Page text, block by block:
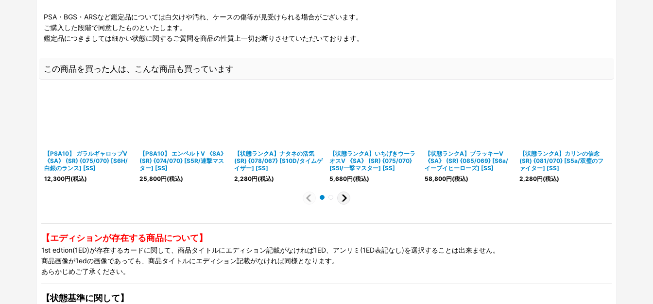
PSA・BGS・ARSなど鑑定品については白欠けや汚れ、ケースの傷等が見受けられる場合がございます。
ご購入した段階で同意したものといたします。
鑑定品につきましては細かい状態に関するご質問を商品の性質上一切お断りさせていただいております。
この商品を買った人は、こんな商品も買っています
【PSA10】 ガラルギャロップV
《SA》 (SR) {075/070} [S6H/
白銀のランス] [SS]
12,300円(税込)
【PSA10】 エンペルトV 《SA》
(SR) {074/070} [S5R/連撃マス
ター] [SS]
25,800円(税込)
【状態ランクA】ナタネの活気
(SR) {078/067} [S10D/タイムゲ
イザー] [SS]
2,280円(税込)
【状態ランクA】いちげきウーラ
オスV 《SA》 (SR) {075/070}
[S5I/一撃マスター] [SS]
5,680円(税込)
【状態ランクA】ブラッキーV
《SA》 (SR) {085/069} [S6a/
イーブイヒーローズ] [SS]
58,800円(税込)
【状態ランクA】カリンの信念
(SR) {081/070} [S5a/双璧のフ
ァイター] [SS]
2,280円(税込)
【エディションが存在する商品について】
1st edtion(1ED)が存在するカードに関して、商品タイトルにエディション記載がなければ1ED、アンリミ(1ED表記なし)を選択することは出来ません。
商品画像が1edの画像であっても、商品タイトルにエディション記載がなければ同様となります。
あらかじめご了承ください。
【状態基準に関して】